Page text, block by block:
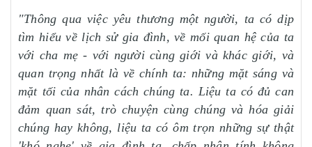
"Thông qua việc yêu thương một người, ta có dịp
tìm hiểu về lịch sử gia đình, về mối quan hệ của ta
với cha mẹ - với người cùng giới và khác giới, và
quan trọng nhất là về chính ta: những mặt sáng và
mặt tối của nhân cách chúng ta. Liệu ta có đủ can
đảm quan sát, trò chuyện cùng chúng và hóa giải
chúng hay không, liệu ta có ôm trọn những sự thật